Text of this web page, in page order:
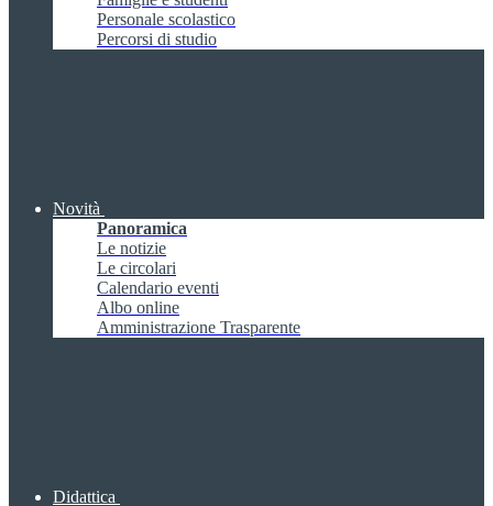
Personale scolastico
Percorsi di studio
Novità
Panoramica
Le notizie
Le circolari
Calendario eventi
Albo online
Amministrazione Trasparente
Didattica